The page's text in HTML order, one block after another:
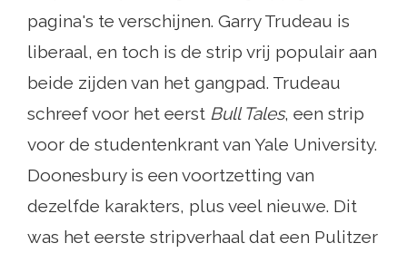
pagina's te verschijnen. Garry Trudeau is
liberaal, en toch is de strip vrij populair aan
beide zijden van het gangpad. Trudeau
schreef voor het eerst Bull Tales, een strip
voor de studentenkrant van Yale University.
Doonesbury is een voortzetting van
dezelfde karakters, plus veel nieuwe. Dit
was het eerste stripverhaal dat een Pulitzer